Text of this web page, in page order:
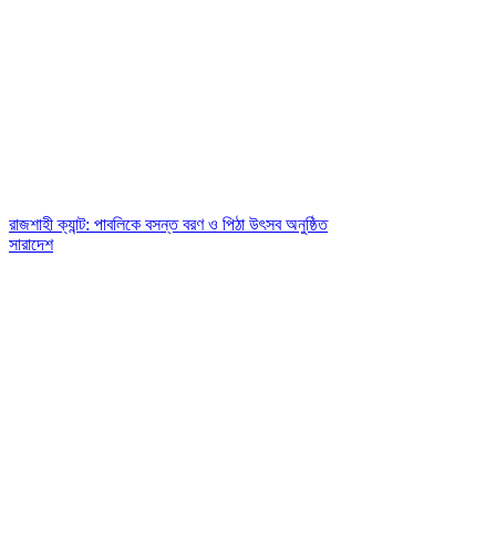
রাজশাহী ক্যান্ট: পাবলিকে বসন্ত বরণ ও পিঠা উৎসব অনুষ্ঠিত
সারাদেশ